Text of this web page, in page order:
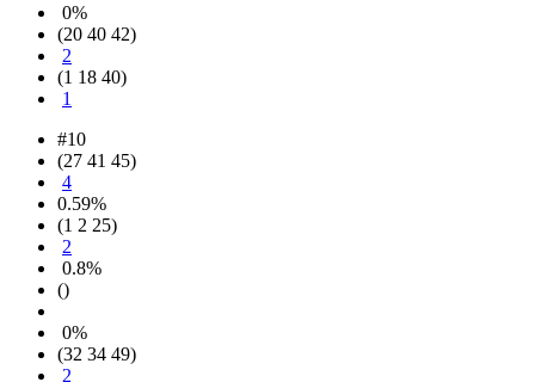
0%
(20 40 42)
2
(1 18 40)
1
#10
(27 41 45)
4
0.59%
(1 2 25)
2
0.8%
()
0%
(32 34 49)
2